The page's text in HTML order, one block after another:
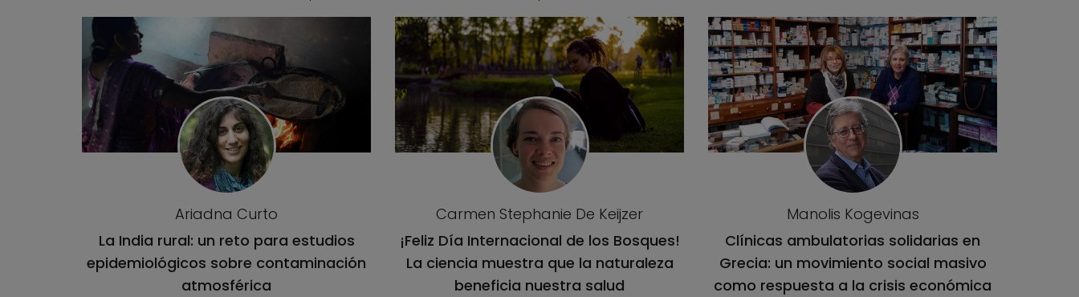
Lista de artículos del blog
Ariadna Curto
La India rural: un reto para estudios
epidemiológicos sobre contaminación
atmosférica
Carmen Stephanie De Keijzer
¡Feliz Día Internacional de los Bosques!
La ciencia muestra que la naturaleza
beneficia nuestra salud
Manolis Kogevinas
Clínicas ambulatorias solidarias en
Grecia: un movimiento social masivo
como respuesta a la crisis económica